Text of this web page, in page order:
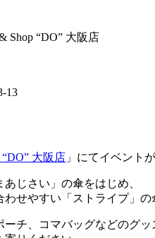
Shop “DO” 大阪店
13
大阪店 」にてイベント
あじさい」の傘をはじめ、
せやすい「ストライプ」の
チ、コマバッグなどのグッ